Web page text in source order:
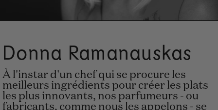
Donna Ramanauskas
À l'instar d'un chef qui se procure les
meilleurs ingrédients pour créer les plats
les plus innovants, nos parfumeurs - ou
fabricants, comme nous les appelons - se